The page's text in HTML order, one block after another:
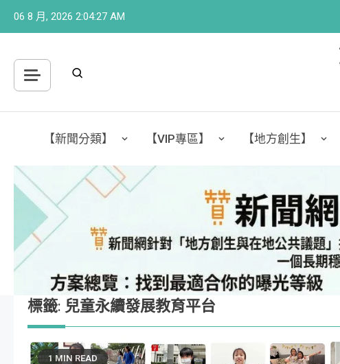
06 8 月, 2026 2:04:28 AM
【新聞分類】 【VIP專區】 【地方創生】
標籤: 兒童永續發展教育平台
1 MIN READ